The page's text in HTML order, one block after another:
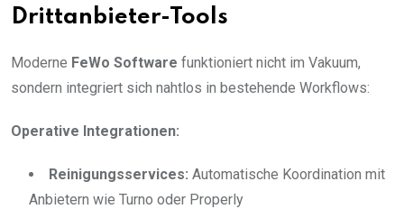
Drittanbieter-Tools
Moderne FeWo Software funktioniert nicht im Vakuum,
sondern integriert sich nahtlos in bestehende Workflows:
Operative Integrationen:
Reinigungsservices: Automatische Koordination mit
Anbietern wie Turno oder Properly